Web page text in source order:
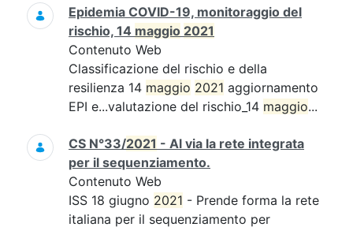
Epidemia COVID-19, monitoraggio del
rischio, 14 maggio 2021
Contenuto Web
Classificazione del rischio e della
resilienza 14 maggio 2021 aggiornamento
EPI e...valutazione del rischio_14 maggio...
CS N°33/2021 - Al via la rete integrata
per il sequenziamento.
Contenuto Web
ISS 18 giugno 2021 - Prende forma la rete
italiana per il sequenziamento per